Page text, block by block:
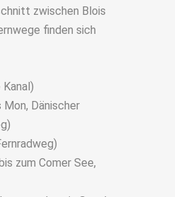
zwischen Blois
finden sich
Mon, Dänischer
zum Comer See,